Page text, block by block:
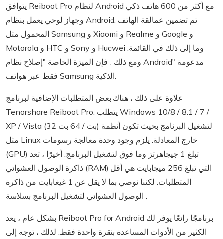
يتوافق Reiboot Pro لنظام Android مع أكثر من 600 هاتف ذكي
وجهاز لوحي يعمل بنظام Android. تم تضمين عمالقة الهاتف
المحمول مثل Samsung و Xiaomi و Realme و Google و
Motorola و HTC و Sony و Huawei وما إلى ذلك في القائمة.
ومع ذلك ، فإن الميزة الخاصة "إصلاح نظام Android" مدعومة
فقط عبر هواتف Samsung الذكية.
علاوة على ذلك ، هناك بعض المتطلبات الإضافية لبرنامج
Tenorshare Reiboot Pro. يتطلب Windows 10/8 / 8.1 / 7 /
XP / Vista (32 بت / 64 بت) لتشغيل البرنامج بحيث تكون أنظمة
مثل Linux خارج المعادلة. يلزم وجود وحدة معالجة رسومات
(GPU) تبلغ 1 جيجاهرتز وما فوق لتشغيل البرنامج. أخيرًا ، تعد
ذاكرة الوصول العشوائي (RAM) التي تبلغ 256 ميجابايت هي أقل
المتطلبات. لكننا نوصي بما لا يقل عن 1 غيغابايت من ذاكرة
الوصول العشوائي لتشغيل البرنامج بسلاسة .
بشكل عام ، يعد Reiboot Pro for Android برنامجًا رائعًا يوفر لك
الكثير من الأدوات المساعدة بنقرة واحدة فقط. لذلك ، توجه إلى